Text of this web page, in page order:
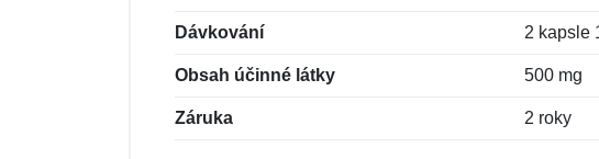
Dávkování 2 kapsle
Obsah účinné látky 500 mg
Záruka 2 roky